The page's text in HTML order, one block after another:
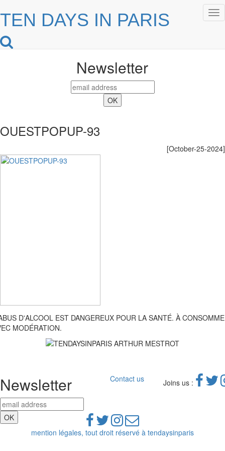
TEN DAYS IN PARIS
Newsletter
OUESTPOPUP-93
[October-25-2024]
D'ALCOOL EST DANGEREUX POUR LA SANTÉ. À
MODÉRATION.
Newsletter Contact us Joins us :
mention légales, tout droit réservé à tendaysinparis